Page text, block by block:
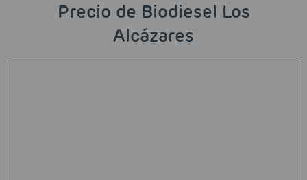
Precio de Biodiesel Los
Alcázares